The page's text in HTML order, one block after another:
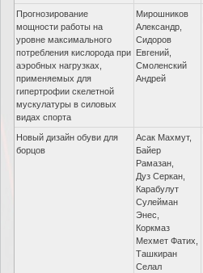
Прогнозирование
мощности работы на
уровне максимального
потребления кислорода при
аэробных нагрузках,
применяемых для
гипертрофии скелетной
мускулатуры в силовых
видах спорта
Мирошников
Александр,
Сидоров
Евгений,
Смоленский
Андрей
Новый дизайн обуви для
борцов
Асак Махмут,
Байер
Рамазан,
Дуз Серкан,
Карабулут
Сулейман
Энес,
Коркмаз
Мехмет Фатих,
Ташкиран
Селал